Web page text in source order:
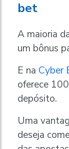
bet
A maioria
um bônus
E na Cyber
oferece
depósito.
Uma
deseja